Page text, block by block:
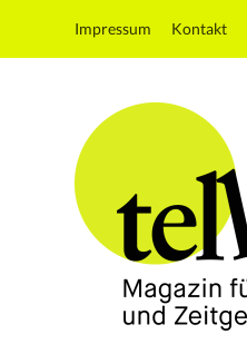
Impressum Kontakt